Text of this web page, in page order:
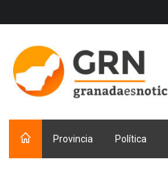
Provincia Política